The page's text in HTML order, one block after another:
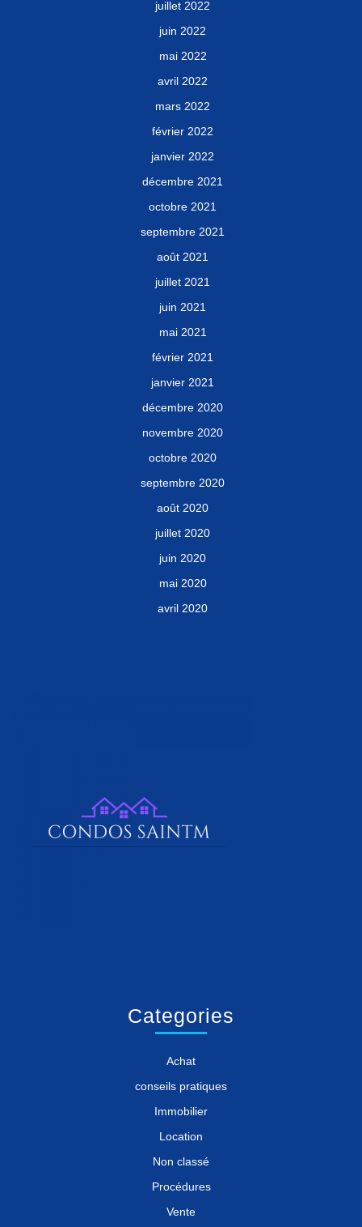
juillet 2022
juin 2022
mai 2022
avril 2022
mars 2022
février 2022
janvier 2022
décembre 2021
octobre 2021
septembre 2021
août 2021
juillet 2021
juin 2021
mai 2021
février 2021
janvier 2021
décembre 2020
novembre 2020
octobre 2020
septembre 2020
août 2020
juillet 2020
juin 2020
mai 2020
avril 2020
Categories
Achat
conseils pratiques
Immobilier
Location
Non classé
Procédures
Vente